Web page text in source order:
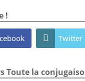
!
 Twitter
Toute la